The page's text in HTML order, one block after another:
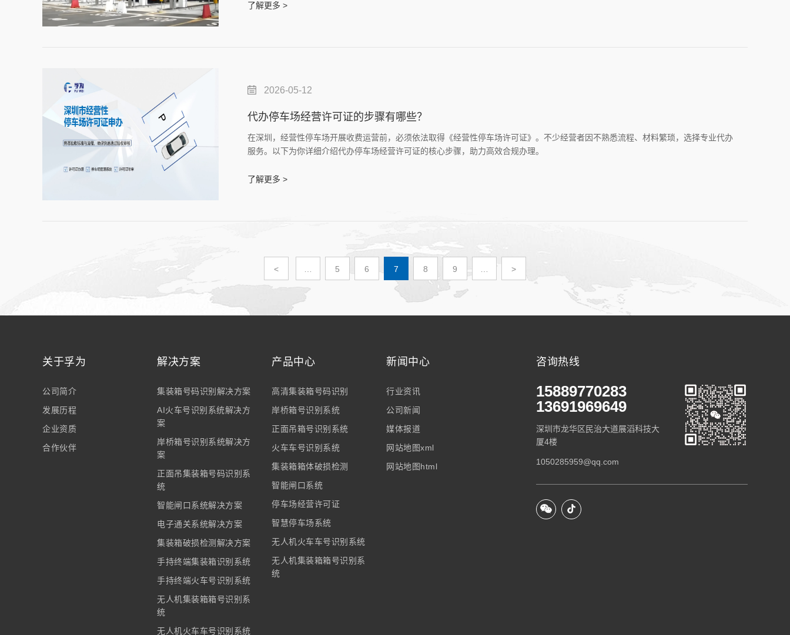
了解更多 >
2026-05-12
代办停车场经营许可证的步骤有哪些？
在深圳，经营性停车场开展收费运营前，必须依法取得《经营性停车场许可证》。不少经营者因不熟悉流程、材料繁琐，选择专业代办
服务。以下为你详细介绍代办停车场经营许可证的核心步骤，助力高效合规办理。
了解更多 >
< 5 6 7 8 9 >
关于孚为
公司简介
发展历程
企业资质
合作伙伴
解决方案
集装箱号码识别解决方案
AI火车号识别系统解决方
案
岸桥箱号识别系统解决方
案
正面吊集装箱号码识别系
统
智能闸口系统解决方案
电子通关系统解决方案
集装箱破损检测解决方案
手持终端集装箱识别系统
手持终端火车号识别系统
无人机集装箱箱号识别系
统
无人机火车车号识别系统
产品中心
高清集装箱号码识别
岸桥箱号识别系统
正面吊箱号识别系统
火车车号识别系统
集装箱箱体破损检测
智能闸口系统
停车场经营许可证
智慧停车场系统
无人机火车车号识别系统
无人机集装箱箱号识别系
统
新闻中心
行业资讯
公司新闻
媒体报道
网站地图xml
网站地图html
咨询热线
15889770283
13691969649
深圳市龙华区民治大道展滔科技大
厦4楼
1050285959@qq.com